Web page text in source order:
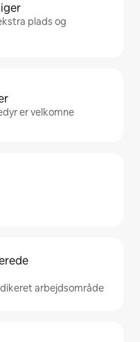
plads og
er velkomne
arbejdsområde